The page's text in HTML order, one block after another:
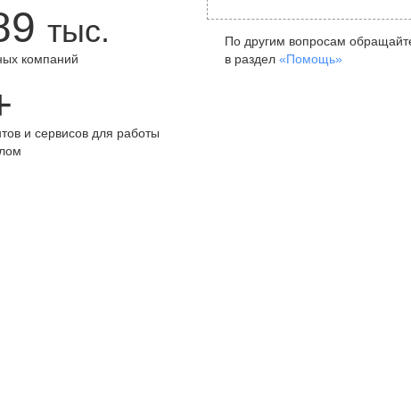
тыс.
компаний
и сервисов для работы
По другим вопросам
в раздел «Помощь»